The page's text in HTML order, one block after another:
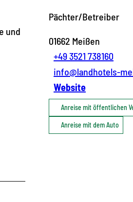
und
Pächter/Betreiber
01662 Meißen
+49 3521 738160
info@landhotels-
Website
Anreise mit öffentlichen
Anreise mit dem Auto